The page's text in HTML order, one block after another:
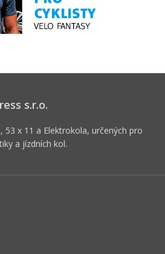
s.r.o.
53 x 11 a Elektrokola, určených pro
a jízdních kol.